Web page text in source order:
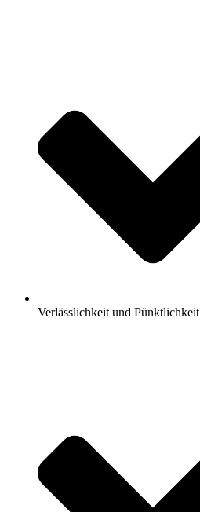
Verlässlichkeit und Pünktlichkeit